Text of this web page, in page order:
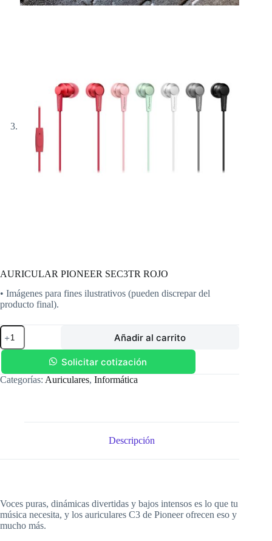
AURICULAR PIONEER SEC3TR ROJO
• Imágenes para fines ilustrativos (pueden discrepar del
producto final).
AURICULAR
PIONEER
SEC3TR
cantidad
Añadir al carrito
Solicitar cotización
Categorías: Auriculares, Informática
Descripción
Voces puras, dinámicas divertidas y bajos intensos es lo que tu
música necesita, y los auriculares C3 de Pioneer ofrecen eso y
mucho más.